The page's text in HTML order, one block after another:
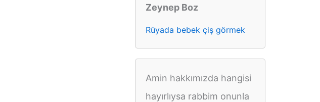
Zeynep Boz
Rüyada bebek çiş görmek
Amin hakkımızda hangisi
hayırlıysa rabbim onunla